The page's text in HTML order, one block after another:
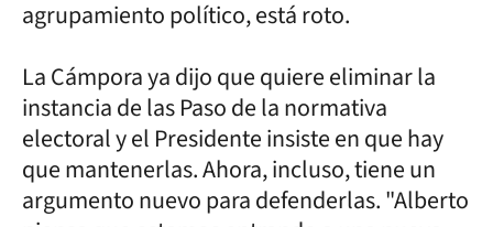
agrupamiento político, está roto.
La Cámpora ya dijo que quiere eliminar la
instancia de las Paso de la normativa
electoral y el Presidente insiste en que hay
que mantenerlas. Ahora, incluso, tiene un
argumento nuevo para defenderlas. "Alberto